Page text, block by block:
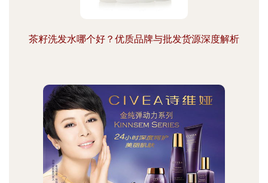
茶籽洗发水哪个好？优质品牌与批发货源深度解析